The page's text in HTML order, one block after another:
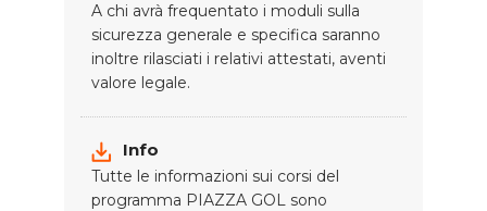
A chi avrà frequentato i moduli sulla
sicurezza generale e specifica saranno
inoltre rilasciati i relativi attestati, aventi
valore legale.
Info
Tutte le informazioni sui corsi del
programma PIAZZA GOL sono